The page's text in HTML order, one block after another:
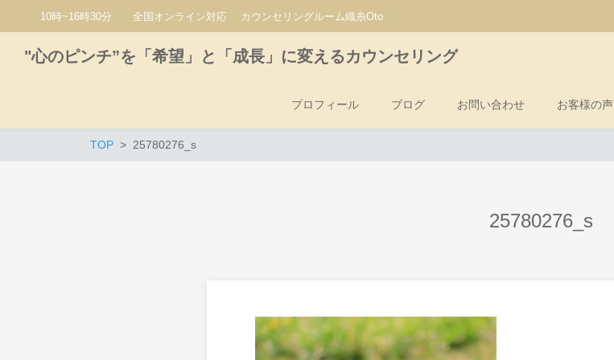
10時~16時30分 全国オンライン対応 カウンセリングルーム織糸Oto
"心のピンチ”を「希望」と「成長」に変えるカウンセリング
プロフィール ブログ お問い合わせ お客様の声
TOP 25780276_s
25780276_s